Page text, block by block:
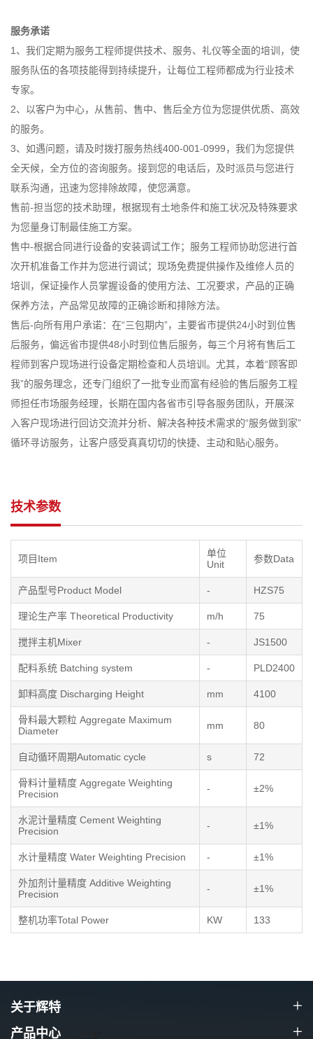
服务承诺
1、我们定期为服务工程师提供技术、服务、礼仪等全面的培训，使
服务队伍的各项技能得到持续提升，让每位工程师都成为行业技术
专家。
2、以客户为中心，从售前、售中、售后全方位为您提供优质、高效
的服务。
3、如遇问题，请及时拨打服务热线400-001-0999，我们为您提供
全天候，全方位的咨询服务。接到您的电话后，及时派员与您进行
联系沟通，迅速为您排除故障，使您满意。
售前-担当您的技术助理，根据现有土地条件和施工状况及特殊要求
为您量身订制最佳施工方案。
售中-根据合同进行设备的安装调试工作；服务工程师协助您进行首
次开机准备工作并为您进行调试；现场免费提供操作及维修人员的
培训，保证操作人员掌握设备的使用方法、工况要求，产品的正确
保养方法，产品常见故障的正确诊断和排除方法。
售后-向所有用户承诺：在“三包期内”，主要省市提供24小时到位售
后服务，偏远省市提供48小时到位售后服务，每三个月将有售后工
程师到客户现场进行设备定期检查和人员培训。尤其，本着“顾客即
我”的服务理念，还专门组织了一批专业而富有经验的售后服务工程
师担任市场服务经理，长期在国内各省市引导各服务团队，开展深
入客户现场进行回访交流并分析、解决各种技术需求的“服务做到家”
循环寻访服务，让客户感受真真切切的快捷、主动和贴心服务。
技术参数
项目Item
单位
Unit
参数Data
产品型号Product Model - HZS75
理论生产率 Theoretical Productivity m/h 75
搅拌主机Mixer - JS1500
配料系统 Batching system - PLD2400
卸料高度 Discharging Height mm 4100
骨料最大颗粒 Aggregate Maximum
Diameter
mm 80
自动循环周期Automatic cycle s 72
骨料计量精度 Aggregate Weighting
Precision
- ±2%
水泥计量精度 Cement Weighting
Precision
- ±1%
水计量精度 Water Weighting Precision - ±1%
外加剂计量精度 Additive Weighting
Precision
- ±1%
整机功率Total Power KW 133
关于辉特
产品中心